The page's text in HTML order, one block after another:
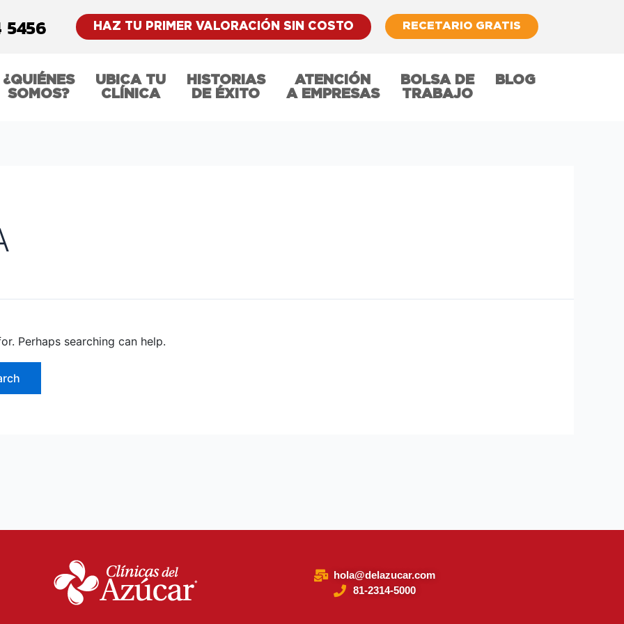
HAZ TU PRIMER VALORACIÓN SIN COSTO RECETARIO GRATIS
¿QUIÉNES
SOMOS?
UBICA TU
CLÍNICA
HISTORIAS
DE ÉXITO
ATENCIÓN
A EMPRESAS
BOLSA DE
TRABAJO
BLOG
Perhaps searching can help.
hola@delazucar.com
81-2314-5000